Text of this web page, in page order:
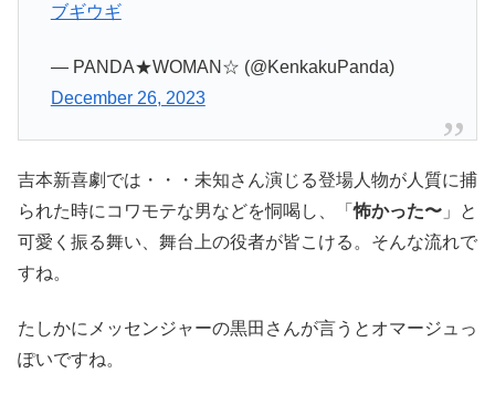
ブギウギ
— PANDA★WOMAN☆ (@KenkakuPanda)
December 26, 2023
吉本新喜劇では・・・未知さん演じる登場人物が人質に捕
られた時にコワモテな男などを恫喝し、「怖かった〜 」と
可愛く振る舞い、舞台上の役者が皆こける。そんな流れで
すね。
たしかにメッセンジャーの黒田さんが言うとオマージュっ
ぽいですね。